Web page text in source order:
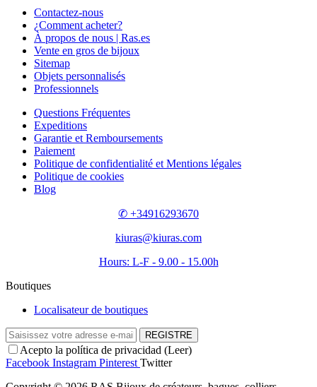
Contactez-nous
¿Comment acheter?
À propos de nous | Ras.es
Vente en gros de bijoux
Sitemap
Objets personnalisés
Professionnels
Questions Fréquentes
Expeditions
Garantie et Remboursements
Paiement
Politique de confidentialité et Mentions légales
Politique de cookies
Blog
✆ +34916293670
kiuras@kiuras.com
Hours: L-F - 9.00 - 15.00h
Boutiques
Localisateur de boutiques
REGISTRE
Acepto la política de privacidad (Leer)
Facebook Instagram Pinterest Twitter